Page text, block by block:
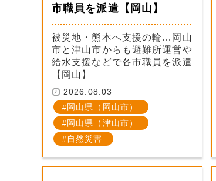
市職員を派遣【岡山】
被災地・熊本へ支援の輪…岡山
市と津山市からも避難所運営や
給水支援などで各市職員を派遣
【岡山】
2026.08.03
岡山県（岡山市）
岡山県（津山市）
自然災害